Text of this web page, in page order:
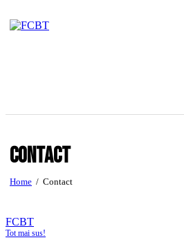
Contact
Home Contact
FCBT
Tot mai sus!